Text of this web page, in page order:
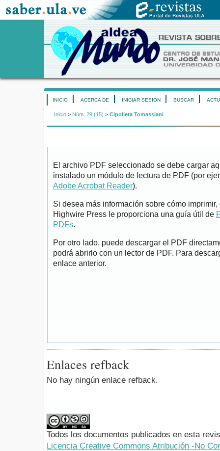
INICIO ACERCA DE INICIAR SESIÓN BUSCAR
Inicio > Núm. 29 (15) > Cipolleta Tomassiani
El archivo PDF seleccionado se debe cargar
instalado un módulo de lectura de PDF (por
Adobe Acrobat Reader).
Si desea más información sobre cómo
Highwire Press le proporciona una guía útil de
PDFs.
Por otro lado, puede descargar el PDF
podrá abrirlo con un lector de PDF. Para
enlace anterior.
Enlaces refback
No hay ningún enlace refback.
Todos los documentos publicados en esta
Licencia Creative Commons Atribución -No